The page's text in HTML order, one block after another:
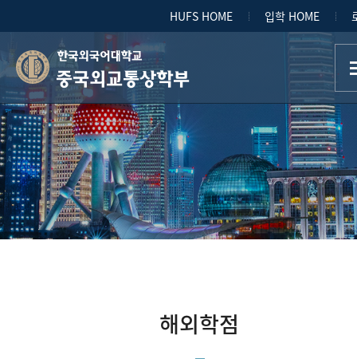
HUFS HOME 입학 HOME
중국외교통상학부
해외학점